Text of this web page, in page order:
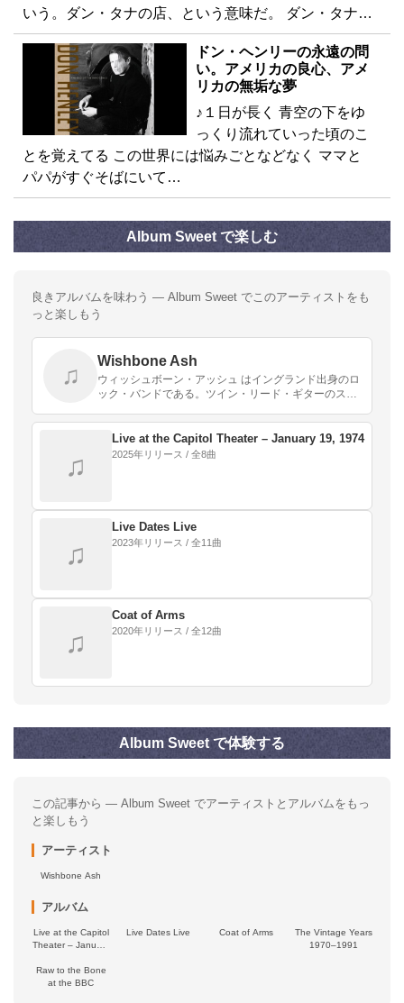
いう。ダン・タナの店、という意味だ。 ダン・タナ…
ドン・ヘンリーの永遠の問
い。アメリカの良心、アメ
リカの無垢な夢
♪１日が長く 青空の下をゆ
っくり流れていった頃のこ
とを覚えてる この世界には悩みごとなどなく ママと
パパがすぐそばにいて…
Album Sweet で楽しむ
良きアルバムを味わう — Album Sweet でこのアーティストをも
っと楽しもう
♫
Wishbone Ash
ウィッシュボーン・アッシュ はイングランド出身のロ
ック・バンドである。ツイン・リード・ギターのスタ
リスのプログレとハードロックの中間的なサウンドを
奏…
♫
Live at the Capitol Theater – January 19, 1974
2025年リリース / 全8曲
♫
Live Dates Live
2023年リリース / 全11曲
♫
Coat of Arms
2020年リリース / 全12曲
Album Sweet で体験する
この記事から — Album Sweet でアーティストとアルバムをもっ
と楽しもう
アーティスト
Wishbone Ash
アルバム
Live at the Capitol
Theater – January
Live Dates Live Coat of Arms
The Vintage Years
1970–1991
Raw to the Bone
at the BBC